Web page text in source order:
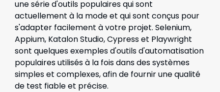
une série d'outils populaires qui sont
actuellement à la mode et qui sont conçus pour
s'adapter facilement à votre projet. Selenium,
Appium, Katalon Studio, Cypress et Playwright
sont quelques exemples d'outils d'automatisation
populaires utilisés à la fois dans des systèmes
simples et complexes, afin de fournir une qualité
de test fiable et précise.